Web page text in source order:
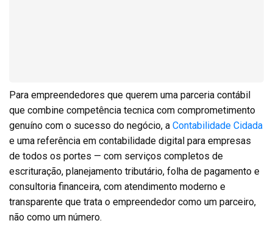
Para empreendedores que querem uma parceria contábil
que combine competência tecnica com comprometimento
genuíno com o sucesso do negócio, a Contabilidade Cidada
e uma referência em contabilidade digital para empresas
de todos os portes — com serviços completos de
escrituração, planejamento tributário, folha de pagamento e
consultoria financeira, com atendimento moderno e
transparente que trata o empreendedor como um parceiro,
não como um número.